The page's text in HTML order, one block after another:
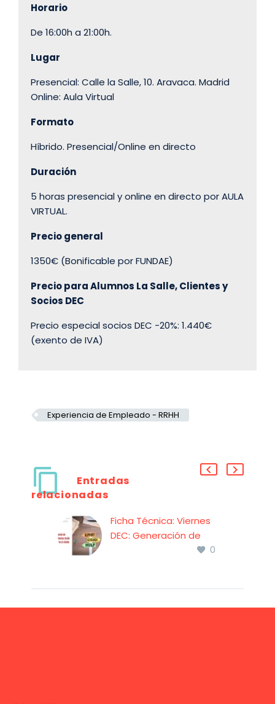
Horario
De 16:00h a 21:00h.
Lugar
Presencial: Calle la Salle, 10. Aravaca. Madrid
Online: Aula Virtual
Formato
Híbrido. Presencial/Online en directo
Duración
5 horas presencial y online en directo por AULA
VIRTUAL.
Precio general
1350€ (Bonificable por FUNDAE)
Precio para Alumnos La Salle, Clientes y
Socios DEC
Precio especial socios DEC -20%: 1.440€
(exento de IVA)
Experiencia de Empleado - RRHH
Entradas
relacionadas
Ficha Técnica: Viernes
DEC: Generación de
Experiencias desde
Generación de
0